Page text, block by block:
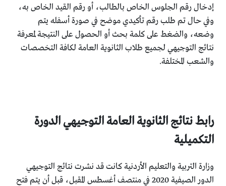
إدخال رقم الجلوس الخاص بالطالب، أو رقم القيد الخاص به،
وفي حال تم طلب رقم تأكيدي موضح في صورة أسفله يتم
وضعه، والضغط على كلمة بحث أو الحصول على النتيجة لمعرفة
نتائج التوجيهي لجميع طلاب الثانوية العامة لكافة التخصصات
والشعب المختلفة.
رابط نتائج الثانوية العامة التوجيهي الدورة
التكميلية
وزارة التربية والتعليم الأردنية كانت قد نشرت نتائج التوجيهي
الدور الصيفية 2020 في منتصف أغسطس المقبل، قبل أن يتم فتح